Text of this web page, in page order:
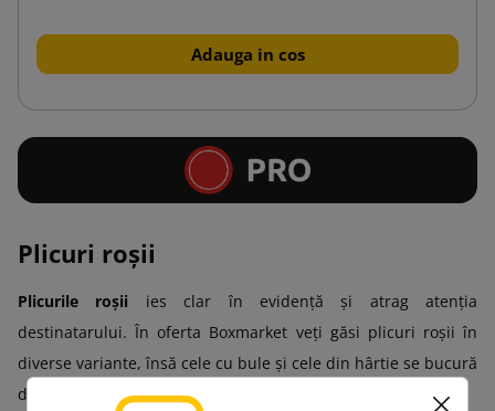
Adauga in cos
Plicuri roșii
Plicurile roșii ies clar în evidență și atrag atenția
destinatarului. În oferta Boxmarket veți găsi plicuri roșii în
diverse variante, însă cele cu bule și cele din hârtie se bucură
de o popularitate deosebită – de ce?